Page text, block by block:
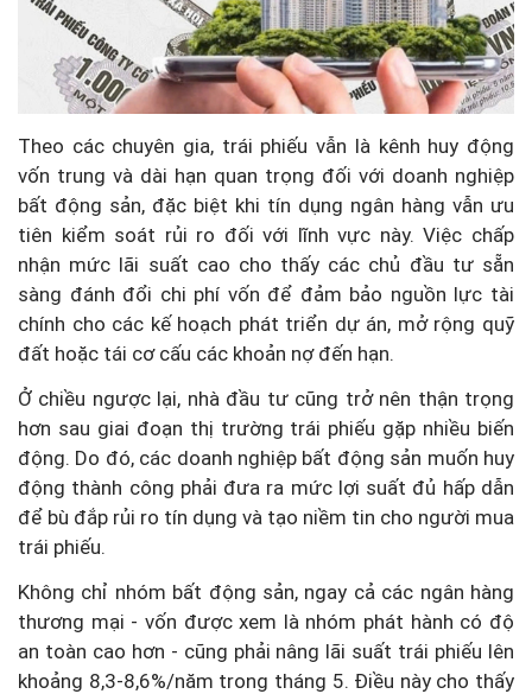
Theo các chuyên gia, trái phiếu vẫn là kênh huy động
vốn trung và dài hạn quan trọng đối với doanh nghiệp
bất động sản, đặc biệt khi tín dụng ngân hàng vẫn ưu
tiên kiểm soát rủi ro đối với lĩnh vực này. Việc chấp
nhận mức lãi suất cao cho thấy các chủ đầu tư sẵn
sàng đánh đổi chi phí vốn để đảm bảo nguồn lực tài
chính cho các kế hoạch phát triển dự án, mở rộng quỹ
đất hoặc tái cơ cấu các khoản nợ đến hạn.
Ở chiều ngược lại, nhà đầu tư cũng trở nên thận trọng
hơn sau giai đoạn thị trường trái phiếu gặp nhiều biến
động. Do đó, các doanh nghiệp bất động sản muốn huy
động thành công phải đưa ra mức lợi suất đủ hấp dẫn
để bù đắp rủi ro tín dụng và tạo niềm tin cho người mua
trái phiếu.
Không chỉ nhóm bất động sản, ngay cả các ngân hàng
thương mại - vốn được xem là nhóm phát hành có độ
an toàn cao hơn - cũng phải nâng lãi suất trái phiếu lên
khoảng 8,3-8,6%/năm trong tháng 5. Điều này cho thấy